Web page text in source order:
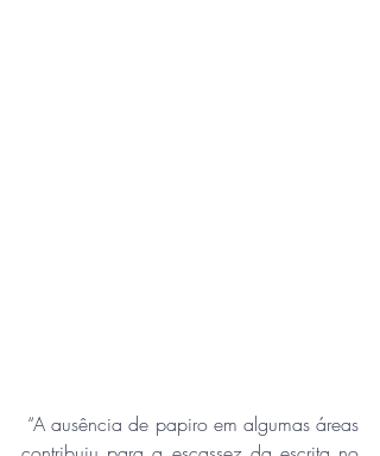
“A ausência de papiro em algumas áreas